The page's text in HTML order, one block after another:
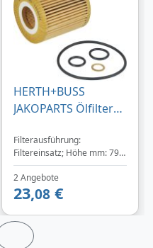
HERTH+BUSS
JAKOPARTS Ölfilter
BMW 7508969
11427501676
11427619319
Filterausführung:
Filtereinsatz; Höhe mm: 79;
Außendurchmesser [mm]:
72,5; Innendurchmesser
[mm]: 31,5; TECDOC-
Motornummer: 18945
2 Angebote
23,08 €